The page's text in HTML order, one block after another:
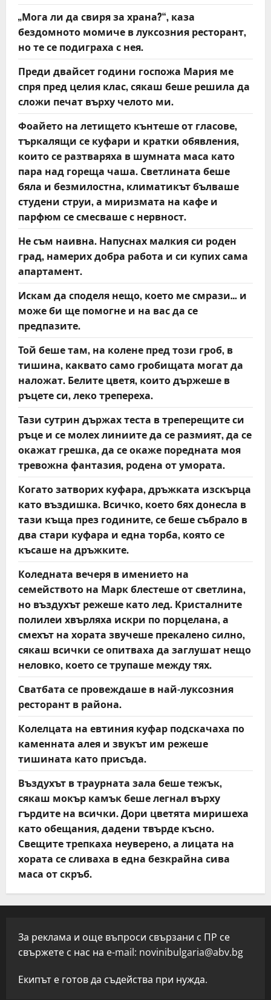
„Мога ли да свиря за храна?“, каза
бездомното момиче в луксозния ресторант,
но те се подиграха с нея.
Преди двайсет години госпожа Мария ме
спря пред целия клас, сякаш беше решила да
сложи печат върху челото ми.
Фоайето на летището кънтеше от гласове,
търкалящи се куфари и кратки обявления,
които се разтваряха в шумната маса като
пара над гореща чаша. Светлината беше
бяла и безмилостна, климатикът бълваше
студени струи, а миризмата на кафе и
парфюм се смесваше с нервност.
Не съм наивна. Напуснах малкия си роден
град, намерих добра работа и си купих сама
апартамент.
Искам да споделя нещо, което ме смрази… и
може би ще помогне и на вас да се
предпазите.
Той беше там, на колене пред този гроб, в
тишина, каквато само гробищата могат да
наложат. Белите цветя, които държеше в
ръцете си, леко трепереха.
Тази сутрин държах теста в треперещите си
ръце и се молех линиите да се размият, да се
окажат грешка, да се окаже поредната моя
тревожна фантазия, родена от умората.
Когато затворих куфара, дръжката изскърца
като въздишка. Всичко, което бях донесла в
тази къща през годините, се беше събрало в
два стари куфара и една торба, която се
късаше на дръжките.
Коледната вечеря в имението на
семейството на Марк блестеше от светлина,
но въздухът режеше като лед. Кристалните
полилеи хвърляха искри по порцелана, а
смехът на хората звучеше прекалено силно,
сякаш всички се опитваха да заглушат нещо
неловко, което се трупаше между тях.
Сватбата се провеждаше в най-луксозния
ресторант в района.
Колелцата на евтиния куфар подскачаха по
каменната алея и звукът им режеше
тишината като присъда.
Въздухът в траурната зала беше тежък,
сякаш мокър камък беше легнал върху
гърдите на всички. Дори цветята миришеха
като обещания, дадени твърде късно.
Свещите трепкаха неуверено, а лицата на
хората се сливаха в една безкрайна сива
маса от скръб.
За реклама и още въпроси свързани с ПР се
свържете с нас на e-mail: novinibulgaria@abv.bg
Екипът е готов да съдейства при нужда.